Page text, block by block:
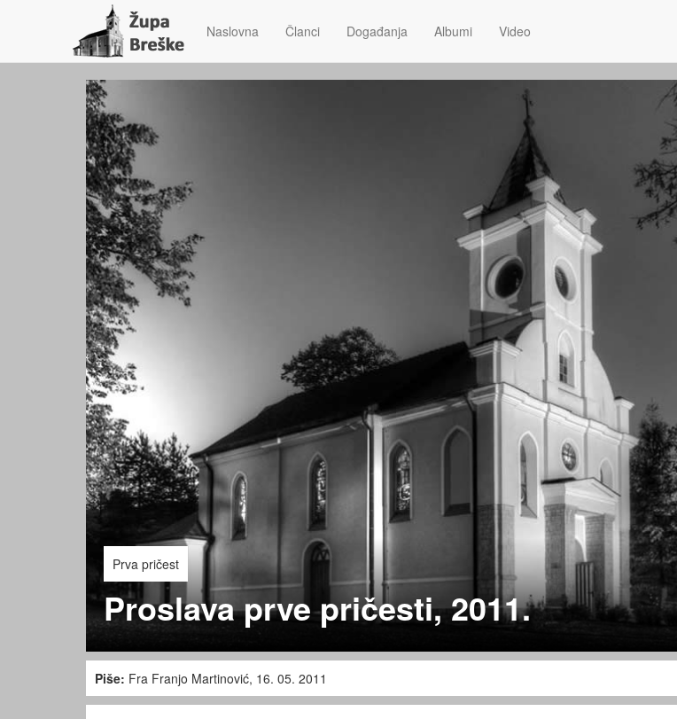
Naslovna Članci Događanja Albumi Video
Prva pričest
Proslava prve pričesti, 2011.
Piše: Fra Franjo Martinović, 16. 05. 2011